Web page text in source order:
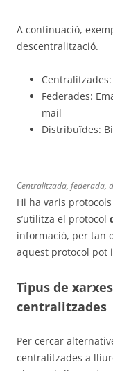
A continuació,
descentralització.
Federades:
mail
Distribuïdes:
Centralitzada, federada,
Hi ha varis
s’utilitza el protocol
informació, per tan
aquest protocol pot
Tipus de
centralitzades
Per cercar
centralitzades a